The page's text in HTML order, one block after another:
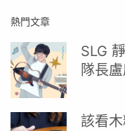
熱門文章
SLG
隊長
該看